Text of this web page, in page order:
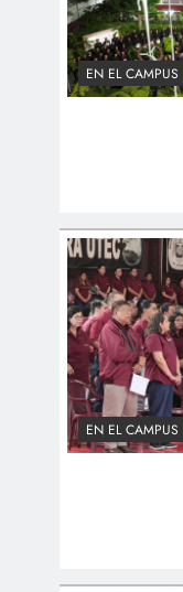
EN EL CAMPUS
EN EL CAMPUS